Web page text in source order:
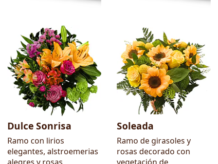
Dulce Sonrisa
Ramo con lirios
elegantes, alstroemerias
Soleada
Ramo de girasoles y
rosas decorado con